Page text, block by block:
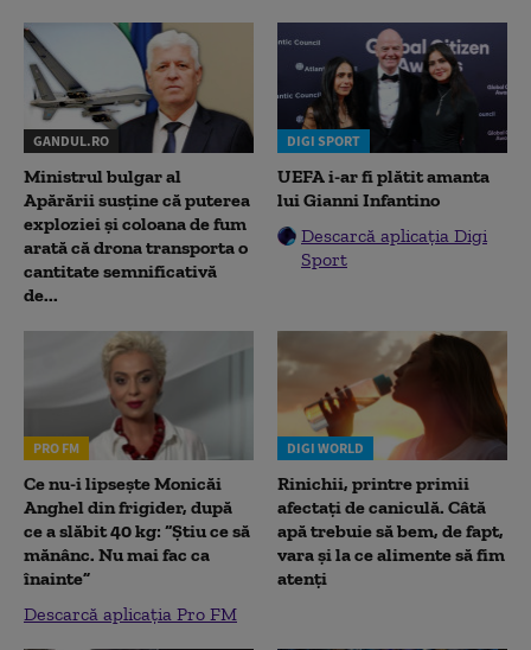
GANDUL.RO
Ministrul bulgar al
Apărării susține că puterea
exploziei și coloana de fum
arată că drona transporta o
cantitate semnificativă
de...
DIGI SPORT
UEFA i-ar fi plătit amanta
lui Gianni Infantino
Descarcă aplicația Digi
Sport
PRO FM
Ce nu-i lipsește Monicăi
Anghel din frigider, după
ce a slăbit 40 kg: “Știu ce să
mănânc. Nu mai fac ca
înainte”
Descarcă aplicația Pro FM
DIGI WORLD
Rinichii, printre primii
afectați de caniculă. Câtă
apă trebuie să bem, de fapt,
vara și la ce alimente să fim
atenți